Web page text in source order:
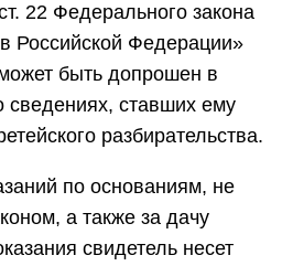
22 Федерального закона
Российской Федерации»
быть допрошен в
сведениях, ставших ему
разбирательства.
по основаниям, не
а также за дачу
свидетель несет